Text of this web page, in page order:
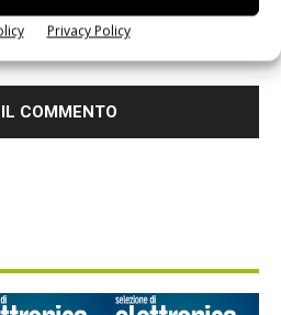
Privacy Policy
e sito web in questo browser per i